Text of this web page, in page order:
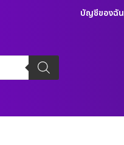
บัญชีของฉัน